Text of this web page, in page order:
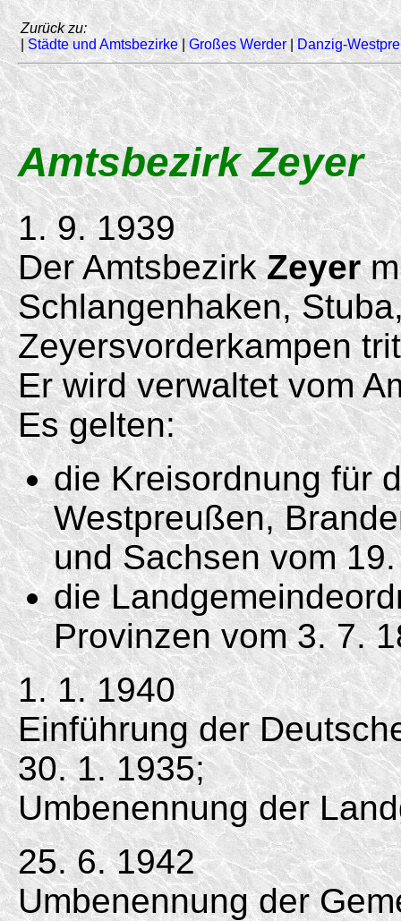
Zurück zu:
| Städte und Amtsbezirke|Großes Werder|Danzig-
Amtsbezirk Zeyer
1. 9. 1939
Der AmtsbezirkZeyer
Schlangenhaken,
Zeyersvorderkampen
Er wird verwaltet vom
Es gelten:
die Kreisordnung für
Westpreußen,
und Sachsen vom
die
Provinzen vom 3. 7.
1. 1. 1940
Einführung der
30. 1. 1935;
Umbenennung der
25. 6. 1942
Umbenennung der